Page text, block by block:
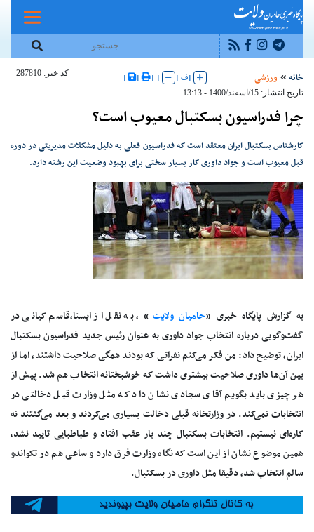
خانه ورزشی |ف |
|
|
|
|
کد خبر: 287810
تاریخ انتشار: 15/اسفند/1400 - 13:13
چرا فدراسیون بسکتبال معیوب است؟
کارشناس بسکتبال ایران معتقد است که فدراسیون فعلی به دلیل مشکلات مدیریتی در دوره
قبل معیوب است و جواد داوری کار بسیار سختی برای بهبود وضعیت این رشته دارد.
به گزارش پایگاه خبری «حامیان ولایت » ، به نقل از ایسنا،قاسم کیانی در
گفت‌وگویی درباره انتخاب جواد داوری به عنوان رئیس جدید فدراسیون بسکتبال
ایران، توضیح داد: من فکر می‌کنم نفراتی که بودند همگی صلاحیت داشتند، اما از
بین آن‌ها داوری صلاحیت بیشتری داشت که خوشبختانه انتخاب هم شد. پیش از
هر چیزی باید بگویم آقای سجادی نشان داد که مثل وزارت قبل دخالتی در
انتخابات نمی‌کند. در وزارتخانه قبلی دخالت بسیاری می‌کردند و بعد می‌گفتند نه
کاره‌ای نیستیم. انتخابات بسکتبال چند بار عقب افتاد و طباطبایی تایید نشد،
همین موضوع نشان از این است که نگاه وزارت فرق دارد و ساعی هم در تکواندو
سالم انتخاب شد، دقیقا مثل داوری در بسکتبال.